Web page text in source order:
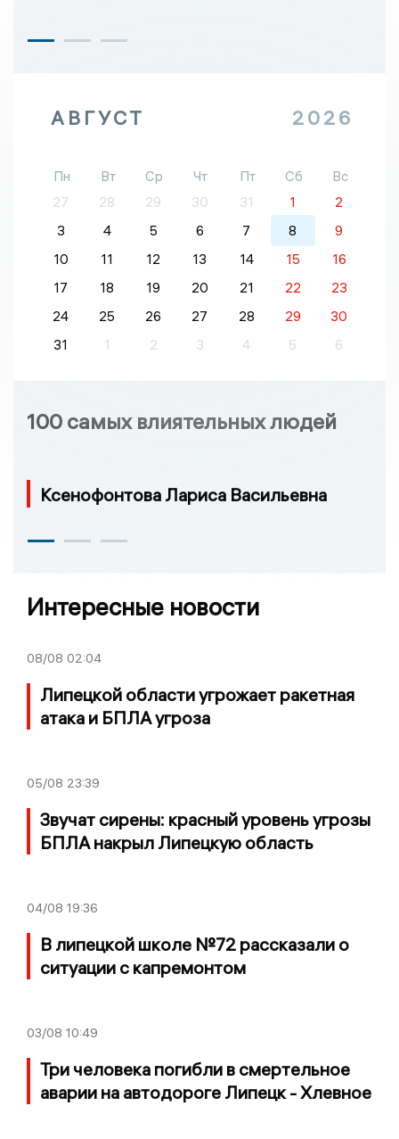
АВГУСТ 2026
Пн Вт Ср Чт Пт Сб
Вс
27
28 29 30 31 1
2
3
4 5 6 7 8
9
10
11 12 13 14 15
16
17
18 19 20 21 22
23
24
25 26 27 28 29
30
31
1 2 3 4 5 6
100 самых влиятельных людей
Ксенофонтова Лариса Васильевна
Интересные новости
08/08 02:04
Липецкой области угрожает ракетная
атака и БПЛА угроза
05/08 23:39
Звучат сирены: красный уровень угрозы
БПЛА накрыл Липецкую область
04/08 19:36
В липецкой школе №72 рассказали о
ситуации с капремонтом
03/08 10:49
Три человека погибли в смертельное
аварии на автодороге Липецк - Хлевное